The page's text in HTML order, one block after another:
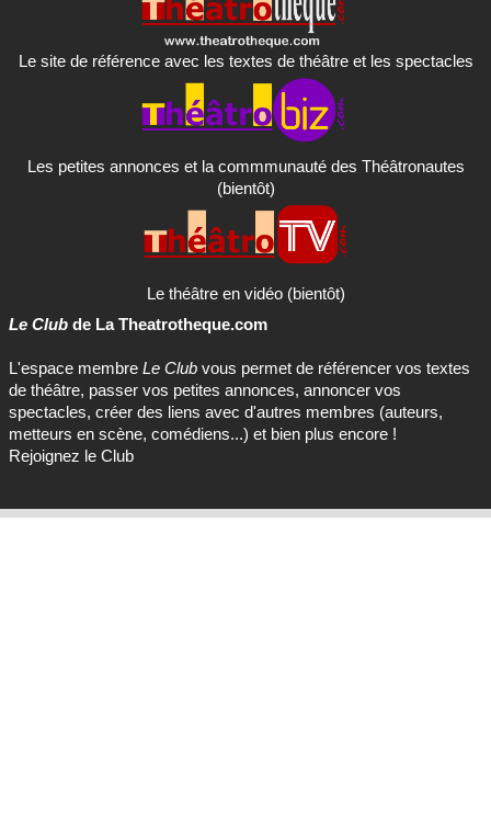
Le site de référence avec les textes de théâtre et les spectacles
Les petites annonces et la commmunauté des Théâtronautes
(bientôt)
Le théâtre en vidéo (bientôt)
Le Club de La Theatrotheque.com
L'espace membre Le Club vous permet de référencer vos textes
de théâtre, passer vos petites annonces, annoncer vos
spectacles, créer des liens avec d'autres membres (auteurs,
metteurs en scène, comédiens...) et bien plus encore !
Rejoignez le Club